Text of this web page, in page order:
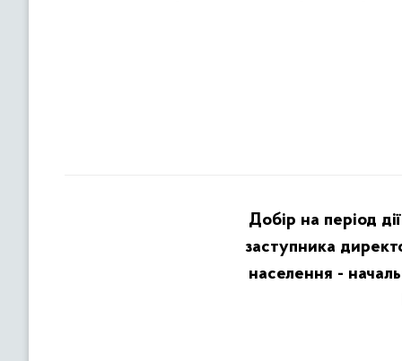
Добір на період
заступника
населення -